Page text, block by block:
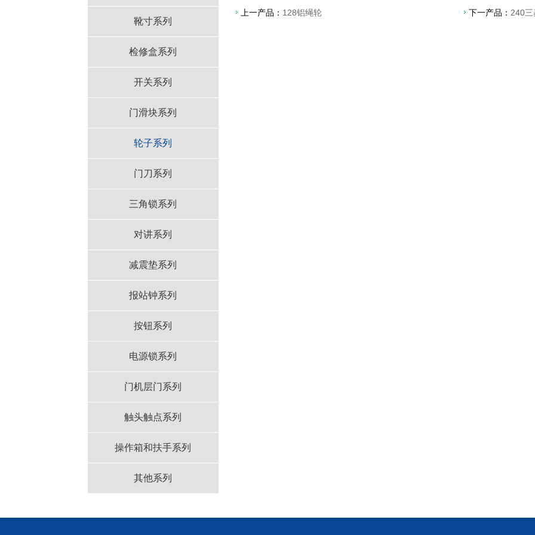
靴寸系列
检修盒系列
开关系列
门滑块系列
轮子系列
门刀系列
三角锁系列
对讲系列
减震垫系列
报站钟系列
按钮系列
电源锁系列
门机层门系列
触头触点系列
操作箱和扶手系列
其他系列
上一产品： 128铝绳轮 下一产品： 240